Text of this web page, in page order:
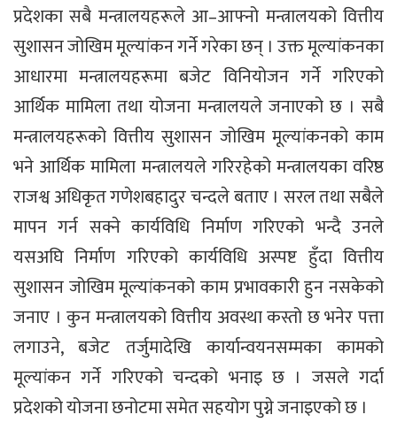
प्रदेशका सबै मन्त्रालयहरूले आ–आफ्नो मन्त्रालयको वित्तीय
सुशासन जोखिम मूल्यांकन गर्ने गरेका छन् । उक्त मूल्यांकनका
आधारमा मन्त्रालयहरूमा बजेट विनियोजन गर्ने गरिएको
आर्थिक मामिला तथा योजना मन्त्रालयले जनाएको छ । सबै
मन्त्रालयहरूको वित्तीय सुशासन जोखिम मूल्यांकनको काम
भने आर्थिक मामिला मन्त्रालयले गरिरहेको मन्त्रालयका वरिष्ठ
राजश्व अधिकृत गणेशबहादुर चन्दले बताए । सरल तथा सबैले
मापन गर्न सक्ने कार्यविधि निर्माण गरिएको भन्दै उनले
यसअघि निर्माण गरिएको कार्यविधि अस्पष्ट हुँदा वित्तीय
सुशासन जोखिम मूल्यांकनको काम प्रभावकारी हुन नसकेको
जनाए । कुन मन्त्रालयको वित्तीय अवस्था कस्तो छ भनेर पत्ता
लगाउने, बजेट तर्जुमादेखि कार्यान्वयनसम्मका कामको
मूल्यांकन गर्ने गरिएको चन्दको भनाइ छ । जसले गर्दा
प्रदेशको योजना छनोटमा समेत सहयोग पुग्ने जनाइएको छ ।